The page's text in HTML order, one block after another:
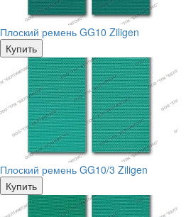
Плоский ремень GG10 Ziligen
Купить
Плоский ремень GG10/3 Ziligen
Купить